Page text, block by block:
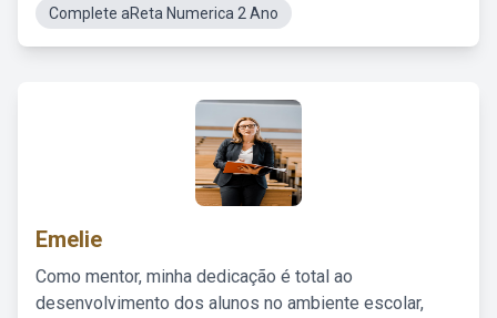
Complete aReta Numerica 2 Ano
Emelie
Como mentor, minha dedicação é total ao
desenvolvimento dos alunos no ambiente escolar,